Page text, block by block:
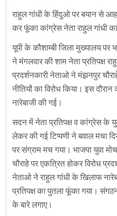
राहुल गांधी के हिंदुओ पर बयान से
कर फूंका कांग्रेस नेता राहुल गांधी
यूपी के कौशाम्बी जिला मुख्यालय पर
ने मंगलवार की शाम नेता प्रतिपक्ष
प्रदर्शनकारी नेताओ ने मंझनपुर
नीतियों का विरोध किया। इस
नारेबाजी की गई।
सदन में नेता प्रतिपक्ष व कांग्रेस के
लेकर की गई टिप्पणी ने बवाल मचा
पर संग्राम मच गया। भाजपा युवा
चौराहे पर एकत्रित होकर विरोध
नेताओ ने राहुल गांधी के खिलाफ
प्रतिपक्ष का पुतला फूंका गया। संगठन
के बारे लगाए।